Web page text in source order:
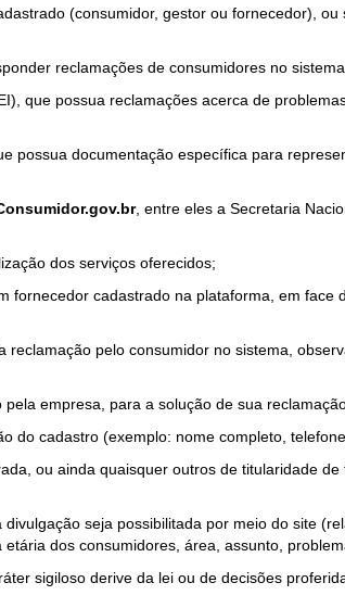
(consumidor, gestor ou fornecedor),
reclamações de consumidores no
que possua reclamações acerca de
possua documentação específica para
, entre eles a Secretaria
dos serviços oferecidos;
cadastrado na plataforma, em face
pelo consumidor no sistema,
empresa, para a solução de sua
cadastro (exemplo: nome completo,
ou ainda quaisquer outros de titularidade
seja possibilitada por meio do site
dos consumidores, área, assunto,
sigiloso derive da lei ou de decisões